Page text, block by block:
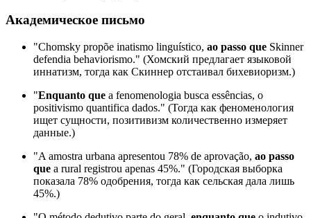
Академическое письмо
"Chomsky propõe inatismo linguístico, ao passo que Skinner
defendia behaviorismo." (Хомский предлагает языковой
иннатизм, тогда как Скиннер отстаивал бихевиоризм.)
"Enquanto que a fenomenologia busca essências, o
positivismo quantifica dados." (Тогда как феноменология
ищет сущности, позитивизм количественно измеряет
данные.)
"A amostra urbana apresentou 78% de aprovação, ao passo
que a rural registrou apenas 45%." (Городская выборка
показала 78% одобрения, тогда как сельская дала лишь
45%.)